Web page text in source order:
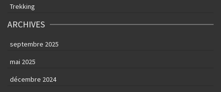
Trekking
ARCHIVES
septembre 2025
mai 2025
décembre 2024